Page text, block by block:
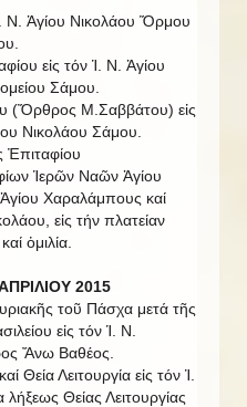
Ν. Ἁγίου Νικολάου Ὅρμου
εἰς τόν Ἱ. Ν. Ἁγίου
Σάμου.
(Ὄρθρος Μ.Σαββάτου) εἰς
Νικολάου Σάμου.
Ἱερῶν Ναῶν Ἀγίου
Χαραλάμπους καί
εἰς τήν πλατείαν
ὁμιλία.
2015
τοῦ Πάσχα μετά τῆς
εἰς τόν Ἱ. Ν.
Ἄνω Βαθέος.
Λειτουργία εἰς τόν Ἱ.
Θείας Λειτουργίας